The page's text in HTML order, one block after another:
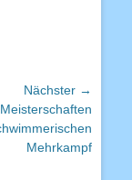
Nächster →
Mehrkampf